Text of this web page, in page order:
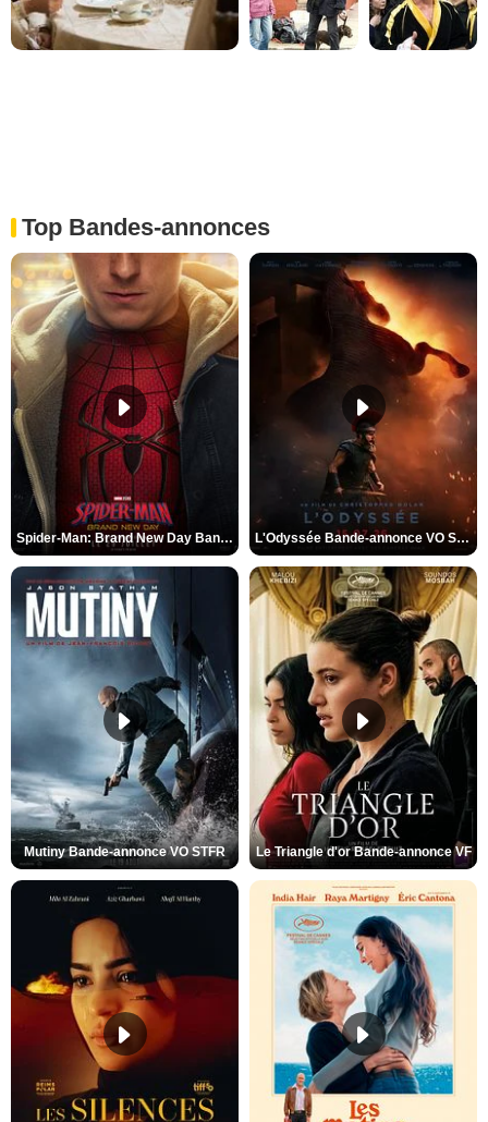
Top Bandes-annonces
Spider-Man: Brand New Day Bande-annonce VO STFR L'Odyssée Bande-annonce VO STFR
Mutiny Bande-annonce VO STFR Le Triangle d'or Bande-annonce VF